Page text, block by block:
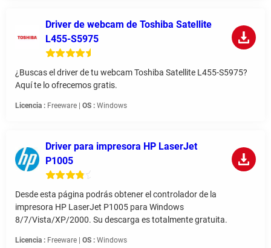
Driver de webcam de Toshiba Satellite
L455-S5975
¿Buscas el driver de tu webcam Toshiba Satellite L455-S5975?
Aquí te lo ofrecemos gratis.
Licencia : Freeware | OS : Windows
Driver para impresora HP LaserJet
P1005
Desde esta página podrás obtener el controlador de la
impresora HP LaserJet P1005 para Windows
8/7/Vista/XP/2000. Su descarga es totalmente gratuita.
Licencia : Freeware | OS : Windows